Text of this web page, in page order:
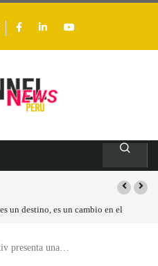
es un cambio en el
presenta una…